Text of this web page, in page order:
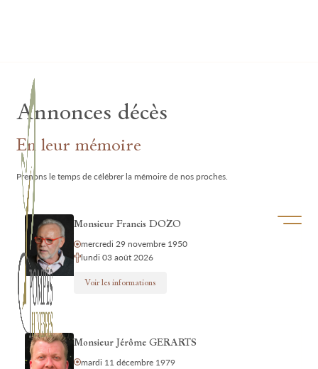
Ouvrir/
Annonces décès
En leur mémoire
Prenons le temps de célébrer la mémoire de nos proches.
Monsieur Francis DOZO
mercredi 29 novembre 1950
lundi 03 août 2026
Voir les informations
Monsieur Jérôme GERARTS
mardi 11 décembre 1979